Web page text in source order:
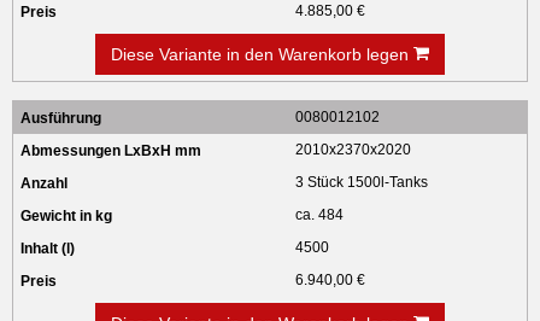
4.885,00 €
Diese Variante in den Warenkorb legen
0080012102
2010x2370x2020
3 Stück 1500l-Tanks
ca. 484
4500
6.940,00 €